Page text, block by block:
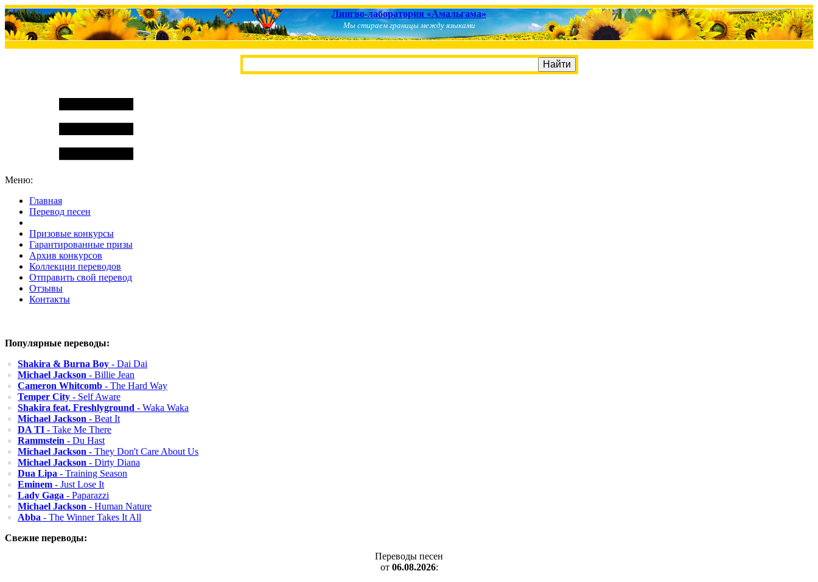
Лингво-лаборатория «Амальгама»
Мы стираем границы между языками
Меню:
Главная
Перевод песен
Призовые конкурсы
Гарантированные призы
Архив конкурсов
Коллекции переводов
Отправить свой перевод
Отзывы
Контакты
Популярные переводы:
Shakira & Burna Boy - Dai Dai
Michael Jackson - Billie Jean
Cameron Whitcomb - The Hard Way
Temper City - Self Aware
Shakira feat. Freshlyground - Waka Waka
Michael Jackson - Beat It
DA TI - Take Me There
Rammstein - Du Hast
Michael Jackson - They Don't Care About Us
Michael Jackson - Dirty Diana
Dua Lipa - Training Season
Eminem - Just Lose It
Lady Gaga - Paparazzi
Michael Jackson - Human Nature
Abba - The Winner Takes It All
Свежие переводы:
Переводы песен
от 06.08.2026: